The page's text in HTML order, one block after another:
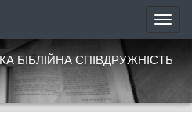
БІБЛІЙНА СПІВДРУЖНІСТЬ